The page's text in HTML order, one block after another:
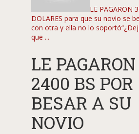
LE PAGARON
DOLARES para que su novio se
con otra y ella no lo
que ...
LE PAGARON
2400 BS POR
BESAR A SU
NOVIO